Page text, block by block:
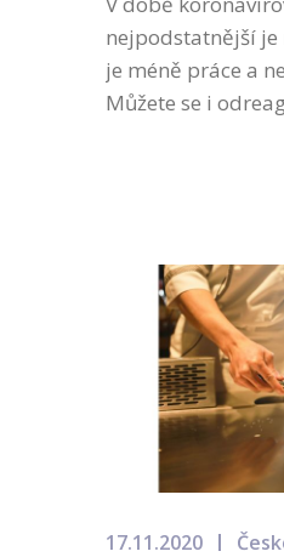
nejpodstatnější je
je méně práce a
Můžete se i
náplň své práce
17.11.2020